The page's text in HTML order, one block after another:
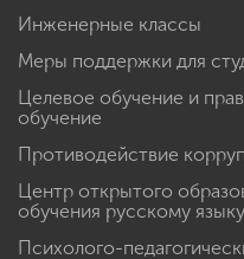
Инженерные классы
Меры поддержки для
Целевое обучение и
обучение
Противодействие
Центр открытого
обучения русскому
Психолого-